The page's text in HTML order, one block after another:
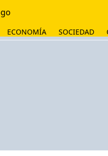
ECONOMÍA SOCIEDAD